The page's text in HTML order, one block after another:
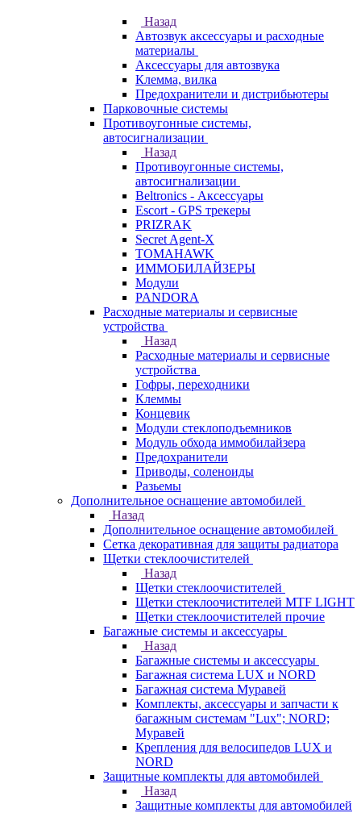
Назад
Автозвук аксессуары и расходные
материалы
Аксессуары для автозвука
Клемма, вилка
Предохранители и дистрибьютеры
Парковочные системы
Противоугонные системы,
автосигнализации
Назад
Противоугонные системы,
автосигнализации
Beltronics - Аксессуары
Escort - GPS трекеры
PRIZRAK
Secret Agent-X
TOMAHAWK
ИММОБИЛАЙЗЕРЫ
Модули
PANDORA
Расходные материалы и сервисные
устройства
Назад
Расходные материалы и сервисные
устройства
Гофры, переходники
Клеммы
Концевик
Модули стеклоподъемников
Модуль обхода иммобилайзера
Предохранители
Приводы, соленоиды
Разьемы
Дополнительное оснащение автомобилей
Назад
Дополнительное оснащение автомобилей
Сетка декоративная для защиты радиатора
Щетки стеклоочистителей
Назад
Щетки стеклоочистителей
Щетки стеклоочистителей MTF LIGHT
Щетки стеклоочистителей прочие
Багажные системы и аксессуары
Назад
Багажные системы и аксессуары
Багажная система LUX и NORD
Багажная система Муравей
Комплекты, аксессуары и запчасти к
багажным системам "Lux"; NORD;
Муравей
Крепления для велосипедов LUX и
NORD
Защитные комплекты для автомобилей
Назад
Защитные комплекты для автомобилей